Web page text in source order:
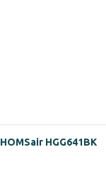
HGG641BK